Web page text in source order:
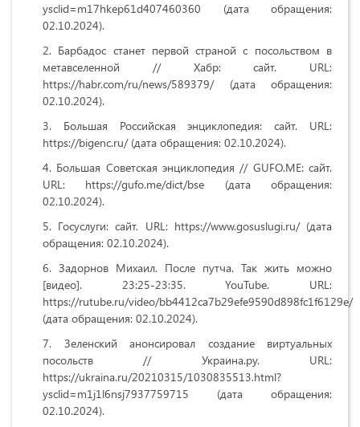
ysclid=m17hkep61d407460360 (дата обращения:
02.10.2024).
Барбадос станет первой страной с посольством в
метавселенной // Хабр: сайт. URL:
https://habr.com/ru/news/589379/ (дата обращения:
02.10.2024).
Большая Российская энциклопедия: сайт. URL:
https://bigenc.ru/ (дата обращения: 02.10.2024).
Большая Советская энциклопедия // GUFO.ME: сайт.
URL: https://gufo.me/dict/bse (дата обращения:
02.10.2024).
Госуслуги: сайт. URL: https://www.gosuslugi.ru/ (дата
обращения: 02.10.2024).
Задорнов Михаил. После путча. Так жить можно
[видео]. 23:25-23:35. YouTube. URL:
https://rutube.ru/video/bb4412ca7b29efe9590d898fc1f6129e/
(дата обращения: 02.10.2024).
Зеленский анонсировал создание виртуальных
посольств // Украина.ру. URL:
https://ukraina.ru/20210315/1030835513.html?
ysclid=m1j1l6nsj7937759715 (дата обращения:
02.10.2024).